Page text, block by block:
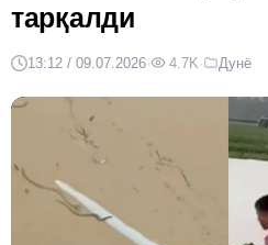
тарқалди
13:12 / 09.07.2026· 4.7K· Дунё